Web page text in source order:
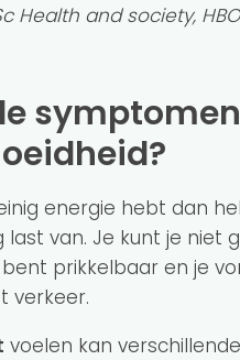
Health and society,
energie hebt dan
van. Je kunt je niet
prikkelbaar en je
verkeer.
voelen kan verschillende